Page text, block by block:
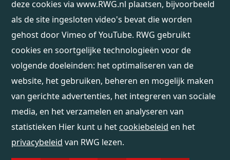
deze cookies via www.RWG.nl plaatsen, bijvoorbeeld
als de site ingesloten video's bevat die worden
gehost door Vimeo of YouTube. RWG gebruikt
cookies en soortgelijke technologieën voor de
volgende doeleinden: het optimaliseren van de
website, het gebruiken, beheren en mogelijk maken
van gerichte advertenties, het integreren van sociale
media, en het verzamelen en analyseren van
statistieken Hier kunt u het cookiebeleid en het
privacybeleid van RWG lezen.